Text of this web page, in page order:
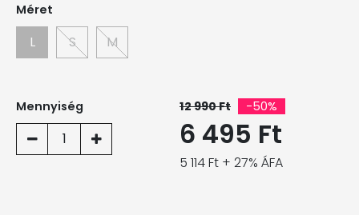
Méret
L S M
Mennyiség
1
12 990 Ft -50%
6 495 Ft
5 114 Ft + 27% ÁFA